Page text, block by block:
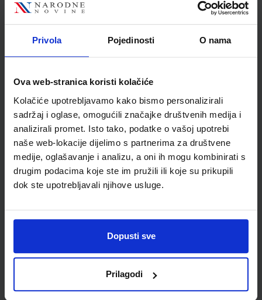
Privola Pojedinosti O nama
Ova web-stranica koristi kolačiće
Kolačiće upotrebljavamo kako bismo personalizirali
sadržaj i oglase, omogućili značajke društvenih medija i
analizirali promet. Isto tako, podatke o vašoj upotrebi
naše web-lokacije dijelimo s partnerima za društvene
medije, oglašavanje i analizu, a oni ih mogu kombinirati s
drugim podacima koje ste im pružili ili koje su prikupili
dok ste upotrebljavali njihove usluge.
Dopusti sve
Prilagodi
Kupci najčešće biraju..
Omot PVC za školske
udžbenike; dimenzije
424x277; tip 159
0,85 €